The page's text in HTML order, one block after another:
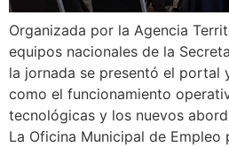
Organizada por la Agencia
equipos nacionales de la
la jornada se presentó el portal
como el funcionamiento
tecnológicas y los nuevos
La Oficina Municipal de